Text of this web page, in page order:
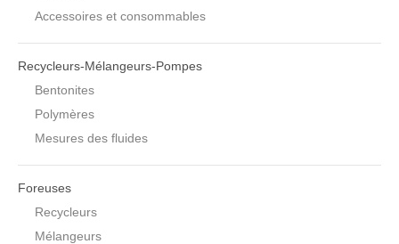
Accessoires et consommables
Recycleurs-Mélangeurs-Pompes
Bentonites
Polymères
Mesures des fluides
Foreuses
Recycleurs
Mélangeurs